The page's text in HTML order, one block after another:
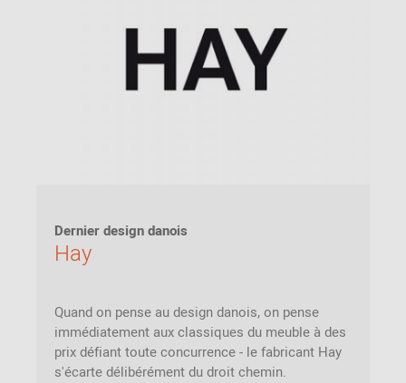
Dernier design danois
Hay
Quand on pense au design danois, on pense
immédiatement aux classiques du meuble à des
prix défiant toute concurrence - le fabricant Hay
s'écarte délibérément du droit chemin.